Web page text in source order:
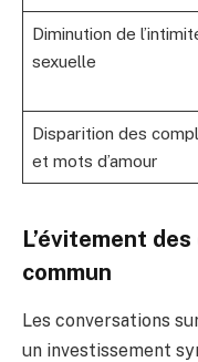
Diminution de
sexuelle
Disparition des
et mots d’amour
L’évitement
commun
Les conversations
un investissement